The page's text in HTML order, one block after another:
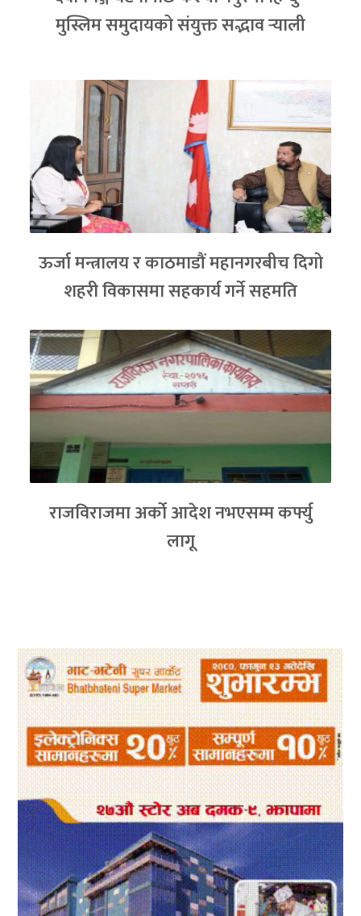
मुस्लिम समुदायको संयुक्त सद्भाव र्‍याली
ऊर्जा मन्त्रालय र काठमाडौं महानगरबीच दिगो
शहरी विकासमा सहकार्य गर्ने सहमति
राजविराजमा अर्को आदेश नभएसम्म कर्फ्यु
लागू